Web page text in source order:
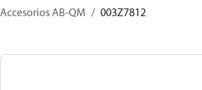
Accesorios AB-QM
003Z7812